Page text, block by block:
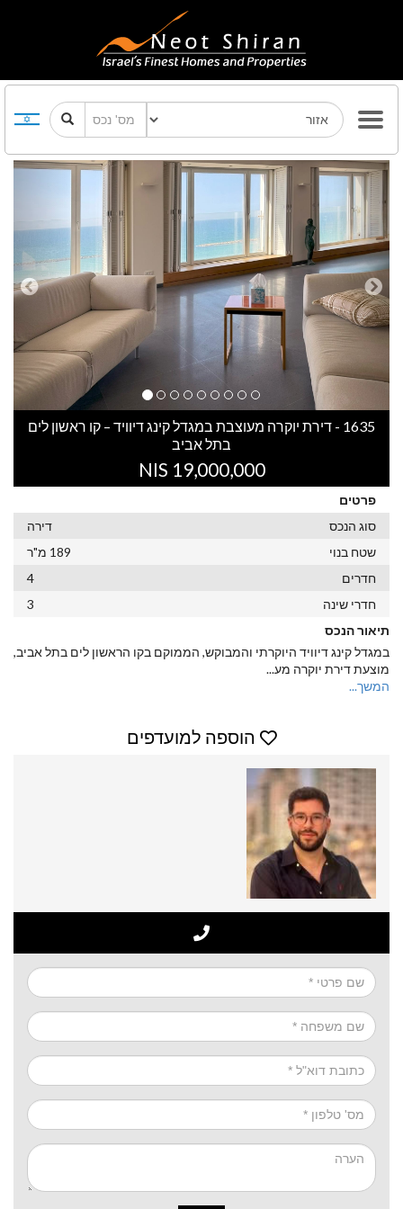
Previous Next
1635 - דירת יוקרה מעוצבת במגדל קינג דיוויד – קו ראשון לים
בתל אביב
19,000,000 NIS
פרטים
סוג הנכס
דירה
שטח בנוי
189 מ"ר
חדרים
4
חדרי שינה
3
תיאור הנכס
במגדל קינג דיוויד היוקרתי והמבוקש, הממוקם בקו הראשון לים בתל אביב,
מוצעת דירת יוקרה מע...
המשך...
הוספה למועדפים